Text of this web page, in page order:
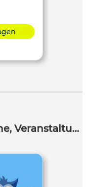
Bildungsangebote, Termine, Veranstaltungen